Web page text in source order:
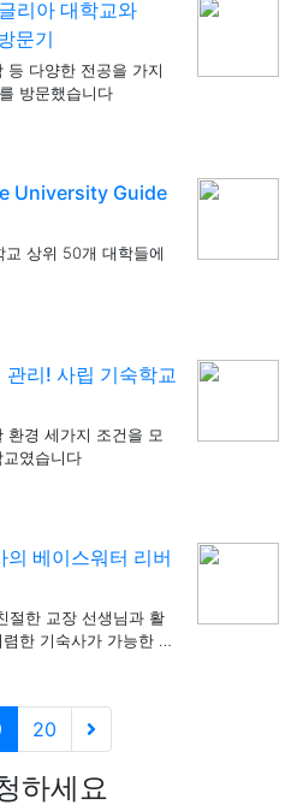
리아 대학교와
문기
등 다양한 전공을 가지
방문했습니다
University Guide
상위 50개 대학들에
리! 사립 기숙학교
환경 세가지 조건을 모
였습니다
베이스워터 리버
절한 교장 선생님과 활
한 기숙사가 가능한 베
20
하세요